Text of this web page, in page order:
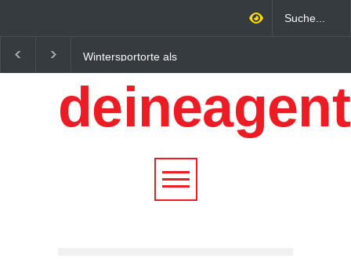
Regionalökonomie im
digitalen Zeitalter: Warum
lokale Expertise
Unternehmen nachhaltiger
wachsen lässt
Unterschiede
Süddeutschland und
Österreich einfach